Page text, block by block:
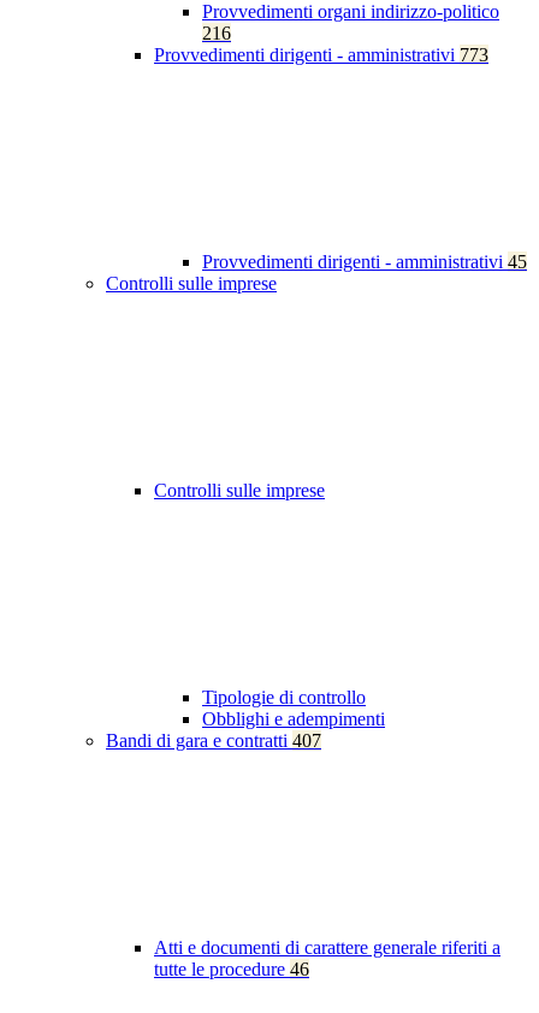
Provvedimenti organi indirizzo-politico
216
Provvedimenti dirigenti - amministrativi 773
Provvedimenti dirigenti - amministrativi 45
Controlli sulle imprese
Controlli sulle imprese
Tipologie di controllo
Obblighi e adempimenti
Bandi di gara e contratti 407
Atti e documenti di carattere generale riferiti a
tutte le procedure 46